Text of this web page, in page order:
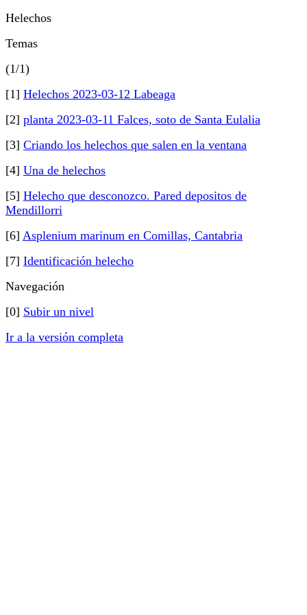
Helechos
Temas
(1/1)
[1] Helechos 2023-03-12 Labeaga
[2] planta 2023-03-11 Falces, soto de Santa Eulalia
[3] Criando los helechos que salen en la ventana
[4] Una de helechos
[5] Helecho que desconozco. Pared depositos de
Mendillorri
[6] Asplenium marinum en Comillas, Cantabria
[7] Identificación helecho
Navegación
[0] Subir un nivel
Ir a la versión completa